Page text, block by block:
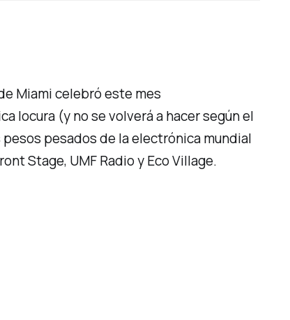
Miami celebró este mes
locura (y no se volverá a hacer según el
pesados de la electrónica mundial
Stage, UMF Radio y Eco Village.